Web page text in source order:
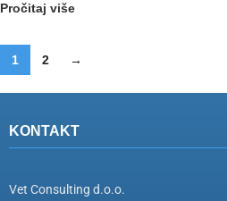
Pročitaj više
1 2 →
KONTAKT
Vet Consulting d.o.o.